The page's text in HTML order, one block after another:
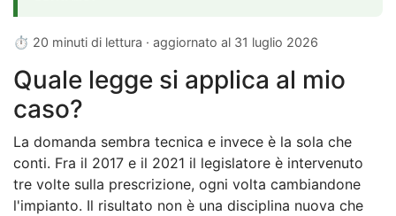
⏱ 20 minuti di lettura · aggiornato al 31 luglio 2026
Quale legge si applica al mio
caso?
La domanda sembra tecnica e invece è la sola che
conti. Fra il 2017 e il 2021 il legislatore è intervenuto
tre volte sulla prescrizione, ogni volta cambiandone
l'impianto. Il risultato non è una disciplina nuova che